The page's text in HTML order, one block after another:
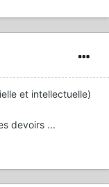
et intellectuelle)
devoirs ...